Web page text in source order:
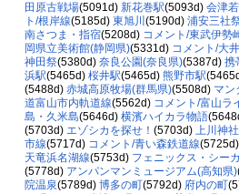
田原古戦場(5091d) 新花巻駅(5093d) 会津
ト/根岸線(5185d) 東旭川 (5190d) 浦安三社
南さつま・指宿(5208d) コメント/東武伊勢
岡県立美術館(静岡県)(5331d) コメント/大
神田祭(5380d) 奈良公園(奈良県)(5387d) 携
浜駅(5465d) 桜井駅(5465d) 熊野市駅
(5488d) 赤城高原牧場(群馬県)(5508d) マン
道富山市内軌道線(5562d) コメント/富山ラ
島・久米島(5646d) 横濱ハイカラ物語
(5703d) エゾシカを探せ！ (5703d) 上川神社
市線(5717d) コメント/青い森鉄道線(5725d)
天竜浜名湖線(5753d) フェニックス・シー
(5778d) アンパンマンミュージアム(高知県)
院温泉(5789d) 博多の町(5792d) 府内の町